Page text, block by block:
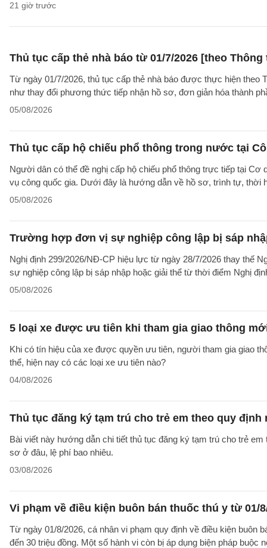
21 giờ trước
Thủ tục cấp thẻ nhà báo từ 01/7/2026 [theo Thông
Từ ngày 01/7/2026, thủ tục cấp thẻ nhà báo được thực hiện
như thay đổi phương thức tiếp nhận hồ sơ, đơn giản hóa thành
05/08/2026
Thủ tục cấp hộ chiếu phổ thông trong nước tại
Người dân có thể đề nghị cấp hộ chiếu phổ thông trực tiếp tại
vụ công quốc gia. Dưới đây là hướng dẫn về hồ sơ, trình tự, thời
05/08/2026
Trường hợp đơn vị sự nghiệp công lập bị sáp
Nghị định 299/2026/NĐ-CP hiệu lực từ ngày 28/7/2026 thay thế
sự nghiệp công lập bị sáp nhập hoặc giải thể từ thời điểm Nghị
05/08/2026
5 loại xe được ưu tiên khi tham gia giao thông
Khi có tín hiệu của xe được quyền ưu tiên, người tham gia giao
thể, hiện nay có các loại xe ưu tiên nào?
04/08/2026
Thủ tục đăng ký tạm trú cho trẻ em theo quy định
Bài viết này hướng dẫn chi tiết thủ tục đăng ký tạm trú cho trẻ
sơ ở đâu, lệ phí bao nhiêu.
03/08/2026
Vi phạm về điều kiện buôn bán thuốc thú y từ 01/
Từ ngày 01/8/2026, cá nhân vi phạm quy định về điều kiện buôn
đến 30 triệu đồng. Một số hành vi còn bị áp dụng biện pháp